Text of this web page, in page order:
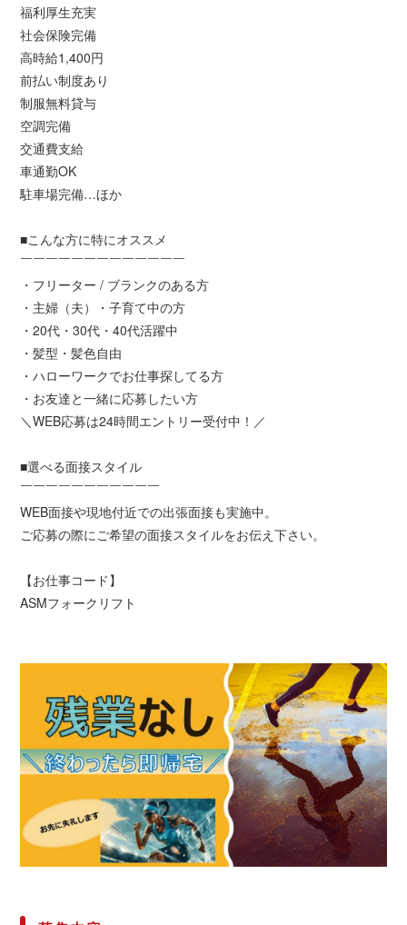
福利厚生充実
社会保険完備
高時給1,400円
前払い制度あり
制服無料貸与
空調完備
交通費支給
車通勤OK
駐車場完備…ほか
■こんな方に特にオススメ
￣￣￣￣￣￣￣￣￣￣￣￣￣
・フリーター / ブランクのある方
・主婦（夫）・子育て中の方
・20代・30代・40代活躍中
・髪型・髪色自由
・ハローワークでお仕事探してる方
・お友達と一緒に応募したい方
＼WEB応募は24時間エントリー受付中！／
■選べる面接スタイル
￣￣￣￣￣￣￣￣￣￣￣
WEB面接や現地付近での出張面接も実施中。
ご応募の際にご希望の面接スタイルをお伝え下さい。
【お仕事コード】
ASMフォークリフト